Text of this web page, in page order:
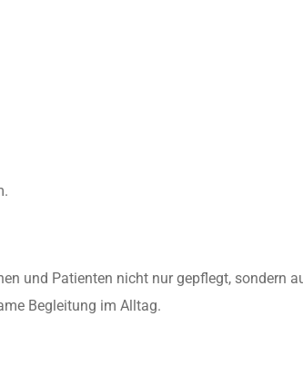
und Patienten nicht nur gepflegt, sondern
Begleitung im Alltag.